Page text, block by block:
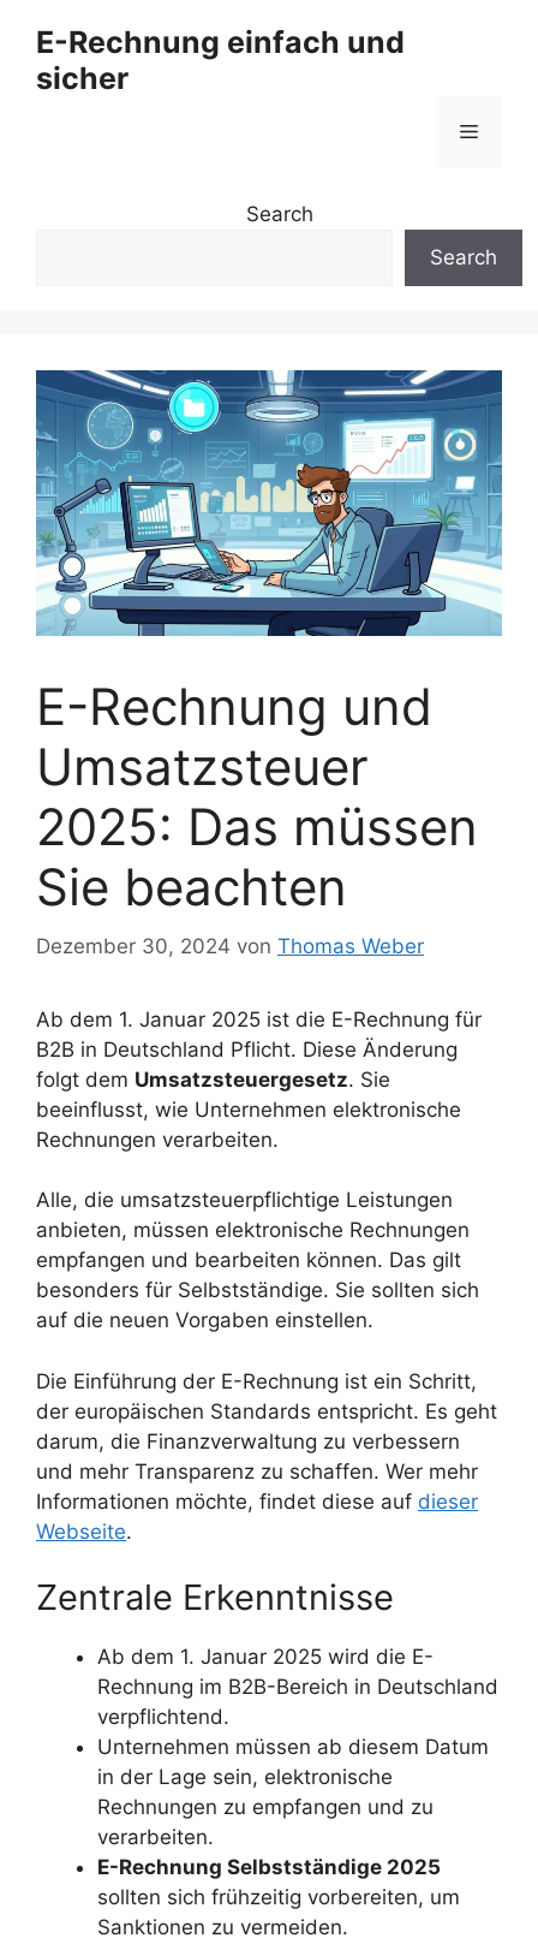
Inhalt
springen
E-Rechnung einfach und
sicher
Menü
Search
Search
E-Rechnung und
Umsatzsteuer
2025: Das müssen
Sie beachten
Dezember 30, 2024 von Thomas Weber
Ab dem 1. Januar 2025 ist die E-Rechnung für
B2B in Deutschland Pflicht. Diese Änderung
folgt dem Umsatzsteuergesetz. Sie
beeinflusst, wie Unternehmen elektronische
Rechnungen verarbeiten.
Alle, die umsatzsteuerpflichtige Leistungen
anbieten, müssen elektronische Rechnungen
empfangen und bearbeiten können. Das gilt
besonders für Selbstständige. Sie sollten sich
auf die neuen Vorgaben einstellen.
Die Einführung der E-Rechnung ist ein Schritt,
der europäischen Standards entspricht. Es geht
darum, die Finanzverwaltung zu verbessern
und mehr Transparenz zu schaffen. Wer mehr
Informationen möchte, findet diese auf dieser
Webseite.
Zentrale Erkenntnisse
Ab dem 1. Januar 2025 wird die E-
Rechnung im B2B-Bereich in Deutschland
verpflichtend.
Unternehmen müssen ab diesem Datum
in der Lage sein, elektronische
Rechnungen zu empfangen und zu
verarbeiten.
E-Rechnung Selbstständige 2025
sollten sich frühzeitig vorbereiten, um
Sanktionen zu vermeiden.